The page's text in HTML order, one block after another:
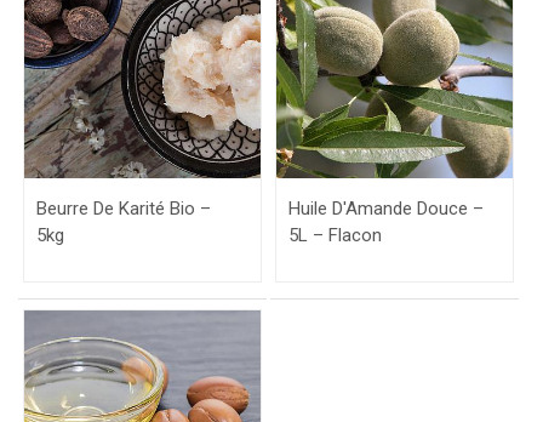
Beurre De Karité Bio –
5kg
Huile D'Amande Douce –
5L – Flacon